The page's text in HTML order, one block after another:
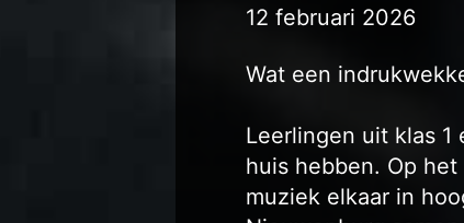
12 februari 2026
Wat een
Leerlingen uit klas
huis hebben. Op
muziek elkaar in